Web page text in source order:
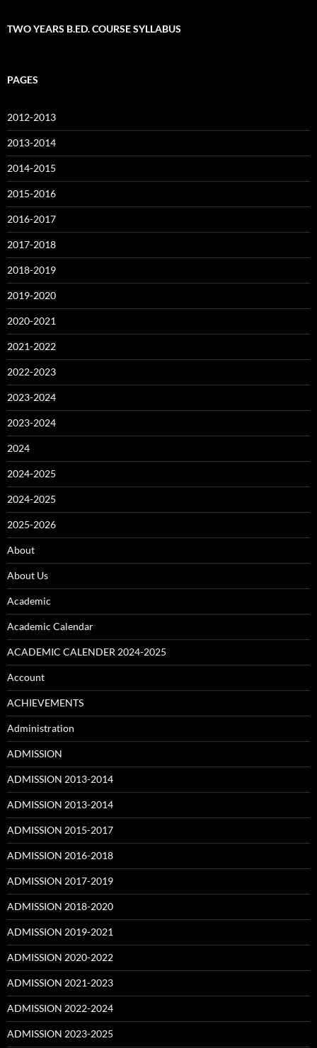
TWO YEARS B.ED. COURSE SYLLABUS
PAGES
2012-2013
2013-2014
2014-2015
2015-2016
2016-2017
2017-2018
2018-2019
2019-2020
2020-2021
2021-2022
2022-2023
2023-2024
2023-2024
2024
2024-2025
2024-2025
2025-2026
About
About Us
Academic
Academic Calendar
ACADEMIC CALENDER 2024-2025
Account
ACHIEVEMENTS
Administration
ADMISSION
ADMISSION 2013-2014
ADMISSION 2013-2014
ADMISSION 2015-2017
ADMISSION 2016-2018
ADMISSION 2017-2019
ADMISSION 2018-2020
ADMISSION 2019-2021
ADMISSION 2020-2022
ADMISSION 2021-2023
ADMISSION 2022-2024
ADMISSION 2023-2025